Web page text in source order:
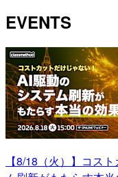
EVENTS
【8/18（火）】コス